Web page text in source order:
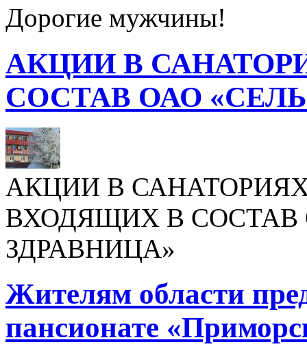
Дорогие мужчины!
АКЦИИ В
СОСТАВ ОАО
АКЦИИ В
ВХОДЯЩИХ В СОСТАВ
ЗДРАВНИЦА»
Жителям области
пансионате